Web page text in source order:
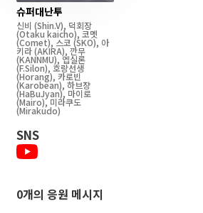
슈퍼대난투
신비 (Shin.V), 덕회장
(Otaku kaicho), 코멧
(Comet), 스코 (SKO), 아
키라(AKIRA), 깐무
(KANNMU), 엡실론
(F.Silon), 호랑선생
(Horang), 카로빈
(Karobean), 하브쟝
(HaBuJyan), 마이로
(Mairo), 미라쿠도
(Mirakudo)
SNS
0개의 응원 메시지